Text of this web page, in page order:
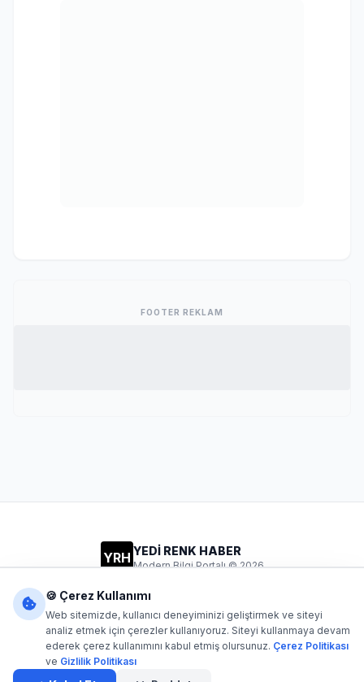
FOOTER REKLAM
YRH YEDİ RENK HABER
Modern Bilgi Portalı © 2026
Dijital1- Tüm hakları saklıdır. Kaynak gösterilmeden içerik
🍪 Çerez Kullanımı
Web sitemizde, kullanıcı deneyiminizi geliştirmek ve siteyi
analiz etmek için çerezler kullanıyoruz. Siteyi kullanmaya devam
ederek çerez kullanımını kabul etmiş olursunuz. Çerez Politikası
ve Gizlilik Politikası